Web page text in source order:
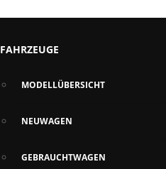
FAHRZEUGE
MODELLÜBERSICHT
NEUWAGEN
GEBRAUCHTWAGEN